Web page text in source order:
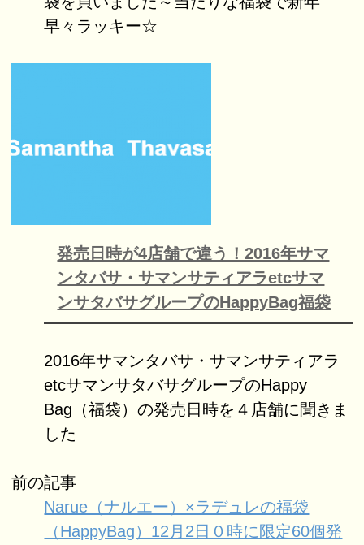
早々ラッキー☆
発売日時が4店舗で違う！2016年サマ
ンタバサ・サマンサティアラetcサマ
ンサタバサグループのHappyBag福袋
2016年サマンタバサ・サマンサティアラ
etcサマンサタバサグループのHappy
Bag（福袋）の発売日時を４店舗に聞きま
した
前の記事
Narue（ナルエー）×ラデュレの福袋
（HappyBag）12月2日０時に限定60個発